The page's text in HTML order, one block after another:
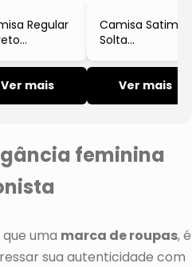
Regular
Ver mais
Camisa Satim
Solta
- Gatabakana
Ver mais
feminina
uma marca de roupas, é
sua autenticidade com